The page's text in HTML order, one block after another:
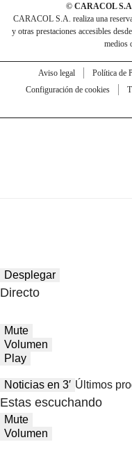
© CARACOL S.A.
CARACOL S.A. realiza una
y otras prestaciones accesibles
medios
Aviso legal Política de
Configuración de cookies
Desplegar
Directo
Mute
Volumen
Play
Noticias en 3′ Últimos
Estas escuchando
Mute
Volumen